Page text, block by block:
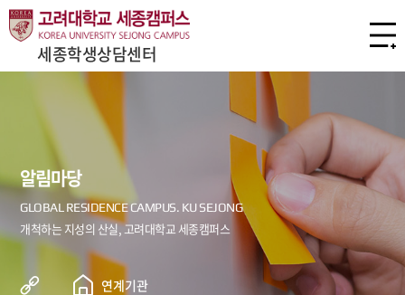
세종학생상담센터
알림마당
연계기관